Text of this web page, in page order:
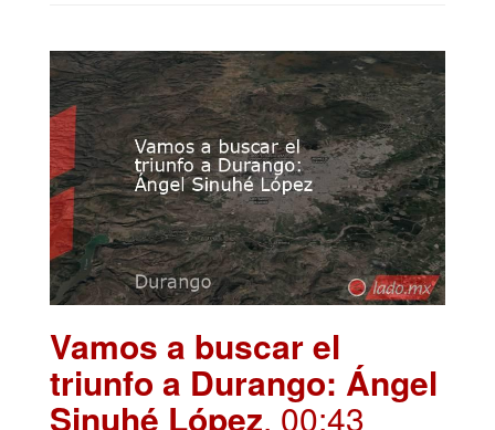
Vamos a buscar el
triunfo a Durango: Ángel
Sinuhé López. 00:43